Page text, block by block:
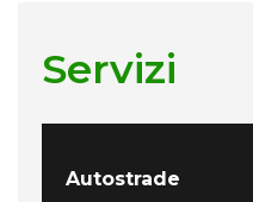
Servizi
Autostrade